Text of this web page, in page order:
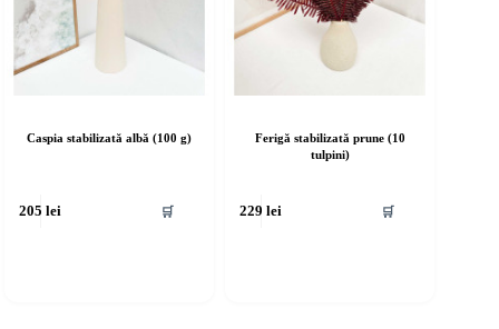
Caspia stabilizată albă (100 g)
205lei 🛒
Ferigă stabilizată prune (10
tulpini)
229lei 🛒